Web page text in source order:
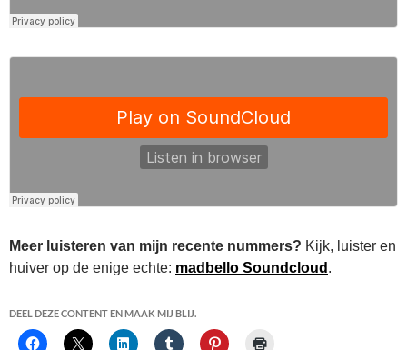
Meer luisteren van mijn recente nummers? Kijk, luister en
huiver op de enige echte: madbello Soundcloud .
DEEL DEZE CONTENT EN MAAK MIJ BLIJ.